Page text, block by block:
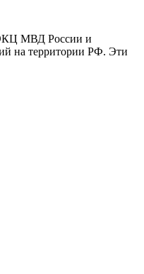
ЭКЦ МВД России и
на территории РФ. Эти